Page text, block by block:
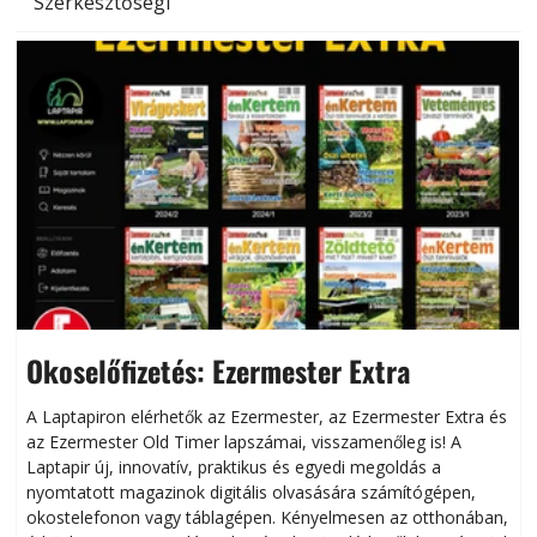
Okoselőfizetés: Ezermester Extra
A Laptapiron elérhetők az Ezermester, az Ezermester Extra és
az Ezermester Old Timer lapszámai, visszamenőleg is! A
Laptapir új, innovatív, praktikus és egyedi megoldás a
nyomtatott magazinok digitális olvasására számítógépen,
okostelefonon vagy táblagépen. Kényelmesen az otthonában,